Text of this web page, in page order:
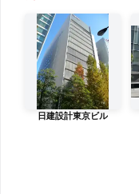
日建設計東京ビル